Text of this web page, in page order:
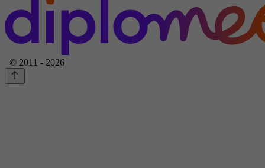
© 2011 - 2026